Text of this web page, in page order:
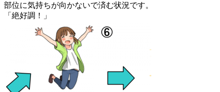
部位に気持ちが向かないで済む状況です。
「絶好調！」